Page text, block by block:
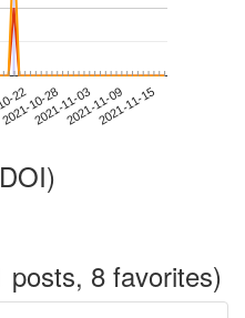
22
2021-10-282021-11-032021-11-092021-11-15
posts, 8 favorites)